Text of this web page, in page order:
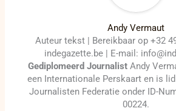
Andy Vermaut
Auteur tekst | Bereikbaar op +32
indegazette.be | E-mail:
Gediplomeerd Journalist Andy
een Internationale Perskaart en is
Journalisten Federatie onder ID-
00224.